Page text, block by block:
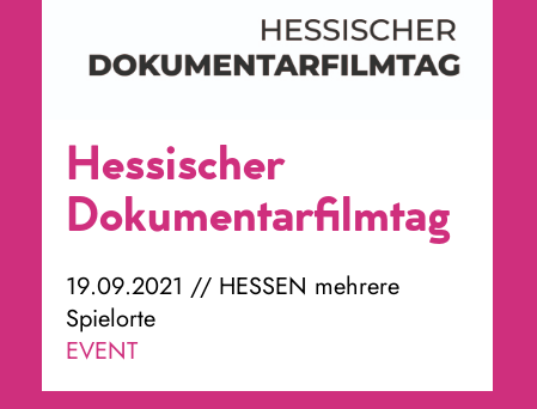
Hessischer
Dokumentarfilmtag
19.09.2021 // HESSEN mehrere
Spielorte
EVENT